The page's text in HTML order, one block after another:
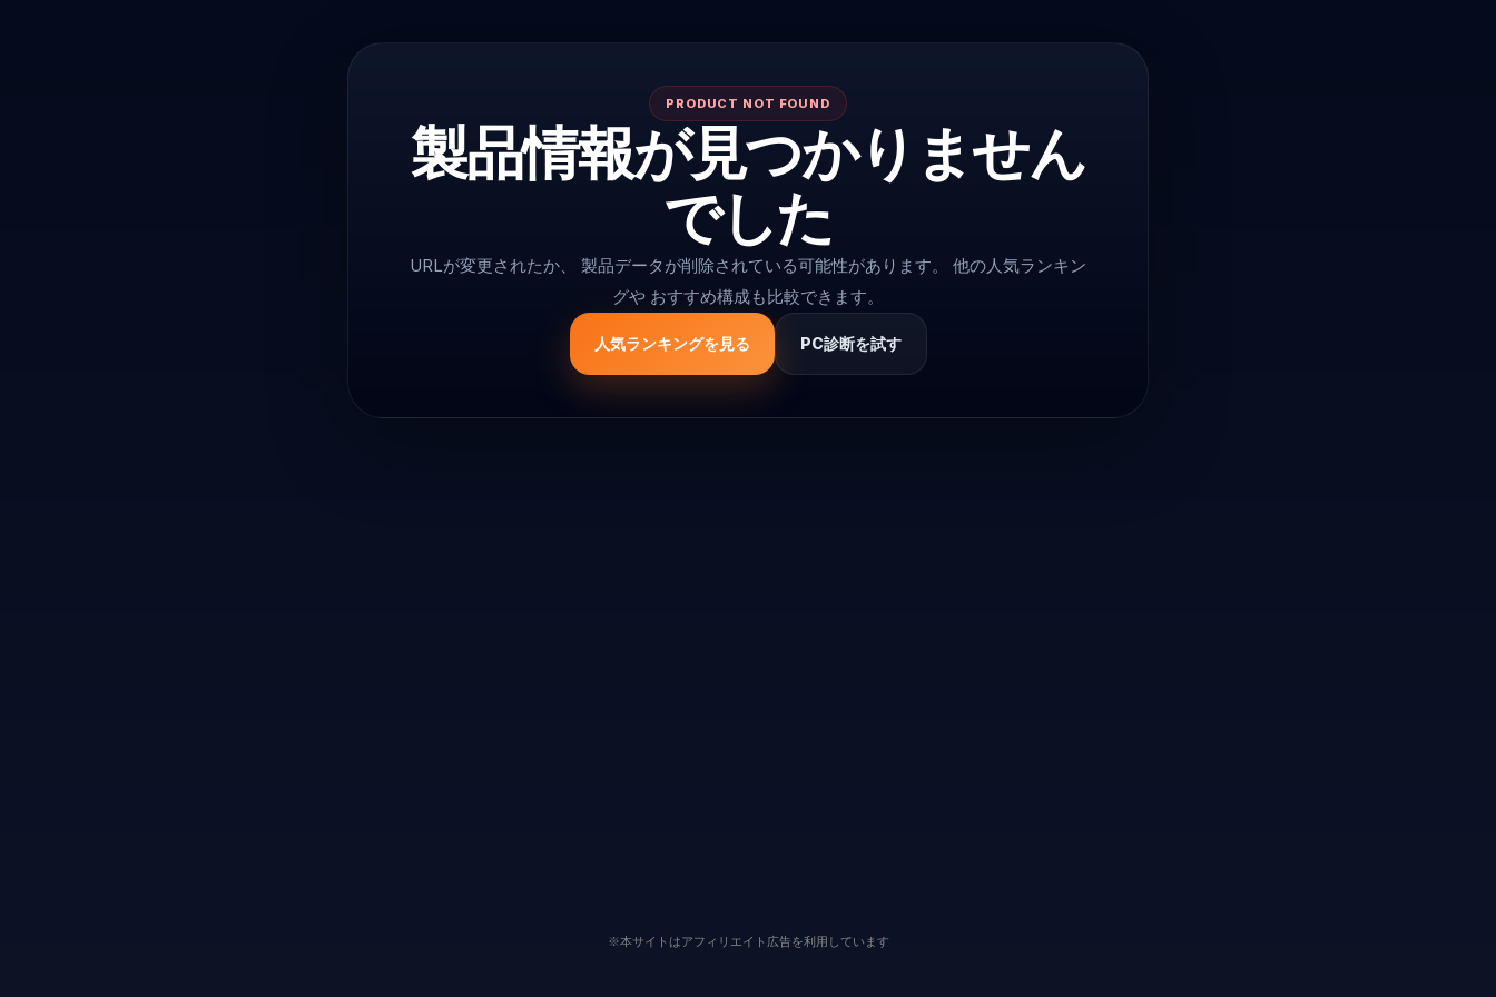
PRODUCT NOT FOUND
製品情報が見つかりません
でした
URLが変更されたか、 製品データが削除されている可能性があります。 他の人気ランキン
グや おすすめ構成も比較できます。
人気ランキングを見る PC診断を試す
※本サイトはアフィリエイト広告を利用しています